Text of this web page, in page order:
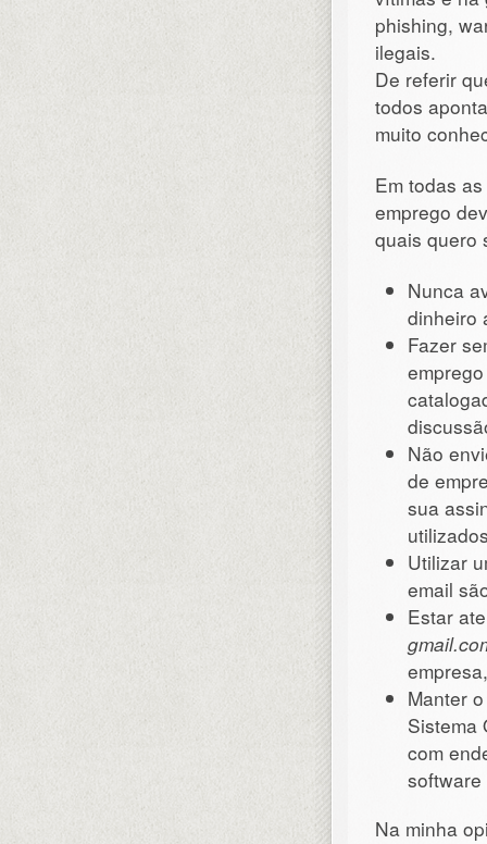
phishing,
ilegais.
De referir
todos
muito
Em todas
emprego
quais quero
Nunca
dinheiro
Fazer
Não
de
sua
Utilizar
email
Estar
Manter
Sistema
com
Na minha